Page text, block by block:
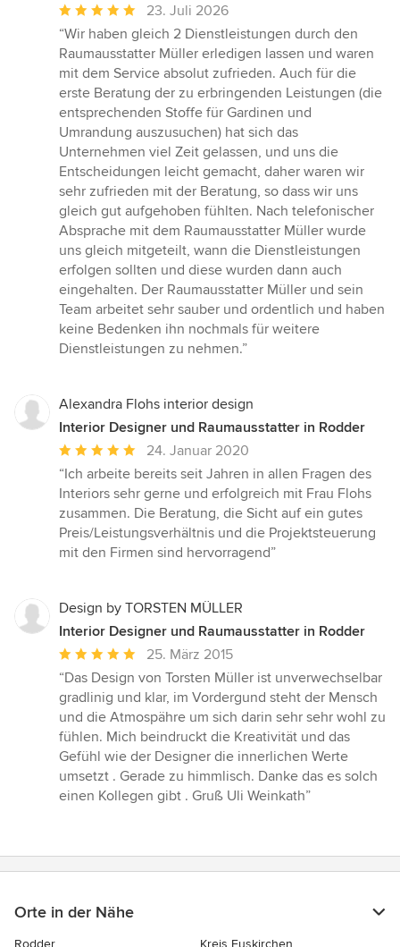
Durchschnittliche
Bewertung:
5
von
5
Sternen
23. Juli 2026
“Wir haben gleich 2 Dienstleistungen durch den
Raumausstatter Müller erledigen lassen und waren
mit dem Service absolut zufrieden. Auch für die
erste Beratung der zu erbringenden Leistungen (die
entsprechenden Stoffe für Gardinen und
Umrandung auszusuchen) hat sich das
Unternehmen viel Zeit gelassen, und uns die
Entscheidungen leicht gemacht, daher waren wir
sehr zufrieden mit der Beratung, so dass wir uns
gleich gut aufgehoben fühlten. Nach telefonischer
Absprache mit dem Raumausstatter Müller wurde
uns gleich mitgeteilt, wann die Dienstleistungen
erfolgen sollten und diese wurden dann auch
eingehalten. Der Raumausstatter Müller und sein
Team arbeitet sehr sauber und ordentlich und haben
keine Bedenken ihn nochmals für weitere
Dienstleistungen zu nehmen.”
Alexandra Flohs interior design
Interior Designer und Raumausstatter in Rodder
Durchschnittliche
Bewertung:
5
von
5
Sternen
24. Januar 2020
“Ich arbeite bereits seit Jahren in allen Fragen des
Interiors sehr gerne und erfolgreich mit Frau Flohs
zusammen. Die Beratung, die Sicht auf ein gutes
Preis/Leistungsverhältnis und die Projektsteuerung
mit den Firmen sind hervorragend”
Design by TORSTEN MÜLLER
Interior Designer und Raumausstatter in Rodder
Durchschnittliche
Bewertung:
5
von
5
Sternen
25. März 2015
“Das Design von Torsten Müller ist unverwechselbar
gradlinig und klar, im Vordergund steht der Mensch
und die Atmospähre um sich darin sehr sehr wohl zu
fühlen. Mich beindruckt die Kreativität und das
Gefühl wie der Designer die innerlichen Werte
umsetzt . Gerade zu himmlisch. Danke das es solch
einen Kollegen gibt . Gruß Uli Weinkath”
Orte in der Nähe